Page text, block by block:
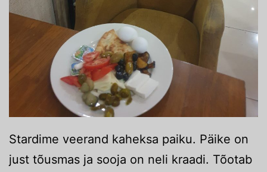
Stardime veerand kaheksa paiku. Päike on
just tõusmas ja sooja on neli kraadi. Tõotab